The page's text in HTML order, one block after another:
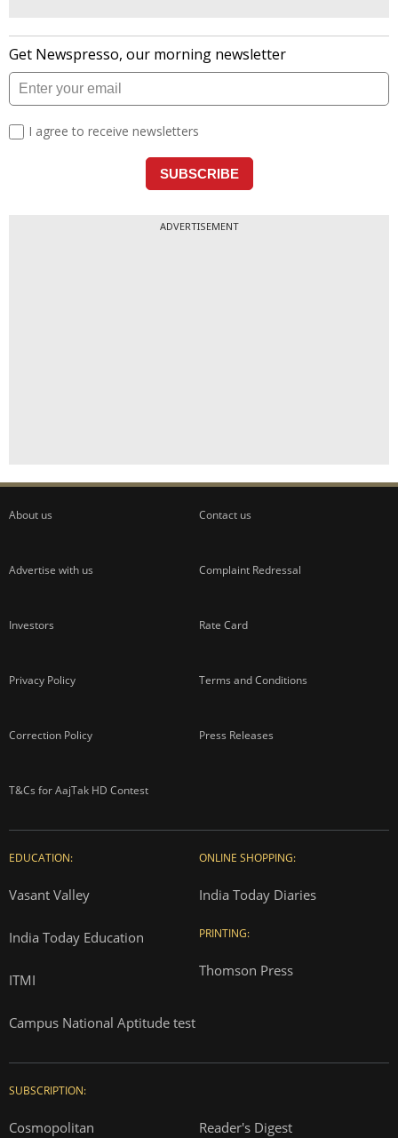
ADVERTISEMENT
About us Contact us
Advertise with us Complaint Redressal
Investors Rate Card
Privacy Policy Terms and Conditions
Correction Policy Press Releases
T&Cs for AajTak HD Contest
EDUCATION:
Vasant Valley
India Today Education
ITMI
Campus National Aptitude test
ONLINE SHOPPING:
India Today Diaries
PRINTING:
Thomson Press
SUBSCRIPTION:
Cosmopolitan Reader's Digest